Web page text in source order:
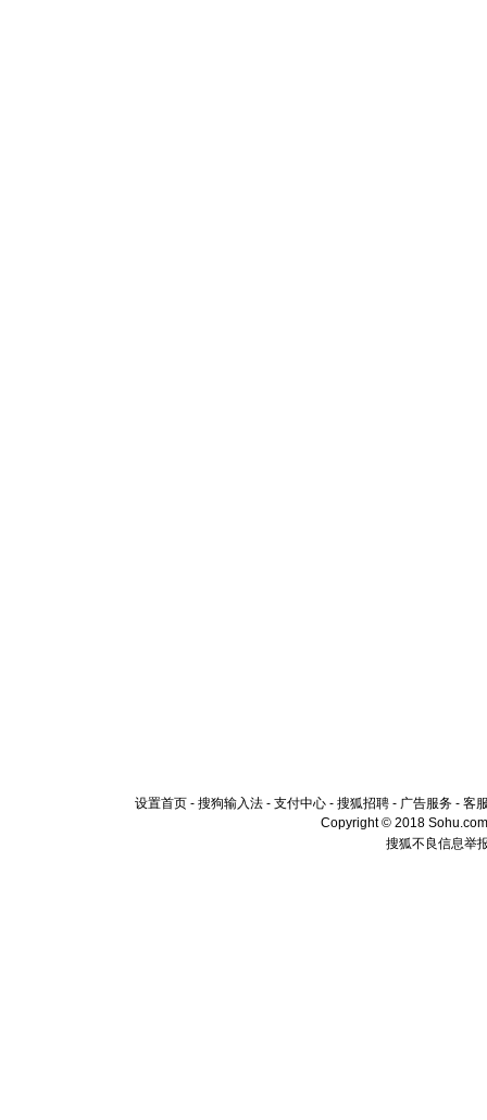
设置首页 - 搜狗输入法 - 支付中心 - 搜狐招聘 - 广告服务 - 客
Copyright © 2018
搜狐不良信息举